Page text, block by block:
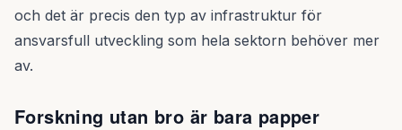
och det är precis den typ av infrastruktur för
ansvarsfull utveckling som hela sektorn behöver mer
av.
Forskning utan bro är bara papper